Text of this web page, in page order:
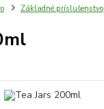
Základné príslušenstvo